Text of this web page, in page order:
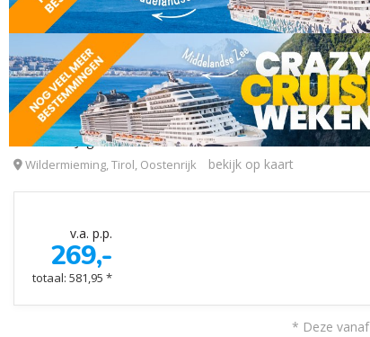
AUTOVAKANTIES 4, 6, 8 OF 15 DAGEN INCL. ONTBIJT
STUNT! ⚡️ Verblijf 4 dagen in de bergen
Landhotel Jäger
Wildermieming, Tirol, Oostenrijk bekijk op kaart
v.a. p.p.
269,-
totaal: 581,95 *
* Deze